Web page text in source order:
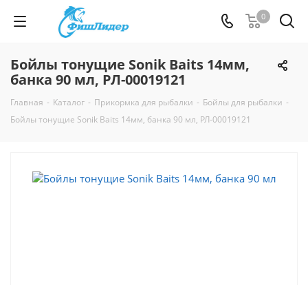
0
Бойлы тонущие Sonik Baits 14мм,
банка 90 мл, РЛ-00019121
Главная - Каталог - Прикормка для рыбалки - Бойлы для рыбалки -
Бойлы тонущие Sonik Baits 14мм, банка 90 мл, РЛ-00019121